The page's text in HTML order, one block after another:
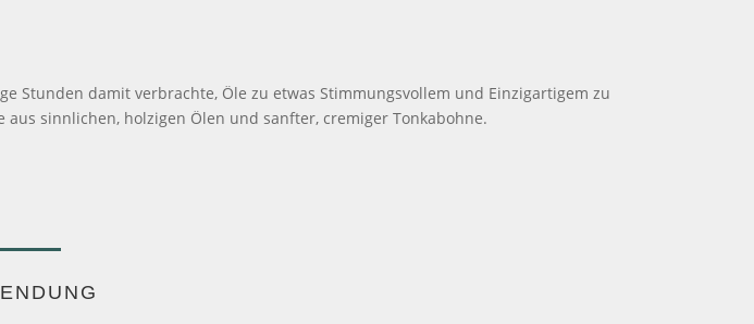
Stunden damit verbrachte, Öle zu etwas Stimmungsvollem und Einzigartigem zu
sinnlichen, holzigen Ölen und sanfter, cremiger Tonkabohne.